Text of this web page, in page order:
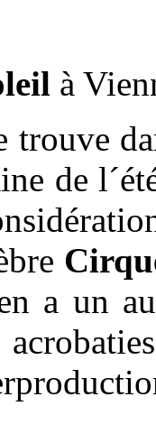
à
trouve
de
a un